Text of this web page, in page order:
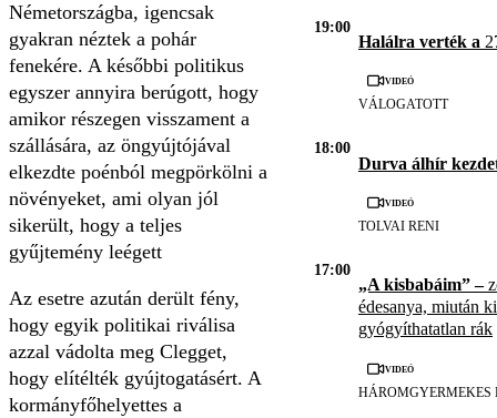
Németországba, igencsak
gyakran néztek a pohár
fenekére. A későbbi politikus
egyszer annyira berúgott, hogy
amikor részegen visszament a
szállására, az öngyújtójával
elkezdte poénból megpörkölni a
növényeket, ami olyan jól
sikerült, hogy a teljes
gyűjtemény leégett
Az esetre azután derült fény,
hogy egyik politikai riválisa
azzal vádolta meg Clegget,
hogy elítélték gyújtogatásért. A
kormányfőhelyettes a
19:00
Halálra verték a
Videó
VÁLOGATOTT
18:00
Durva álhír
Videó
TOLVAI RENI
17:00
„A kisbabáim” –
édesanya, miután
gyógyíthatatlan rák
Videó
HÁROMGYERMEKES